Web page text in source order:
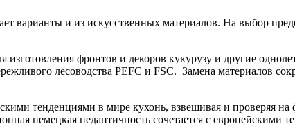
варианты и из искусственных материалов. На выбор
изготовления фронтов и декоров кукурузу и другие
лесоводства PEFC и FSC. Замена материалов
тенденциями в мире кухонь, взвешивая и проверяя
немецкая педантичность сочетается с европейскими